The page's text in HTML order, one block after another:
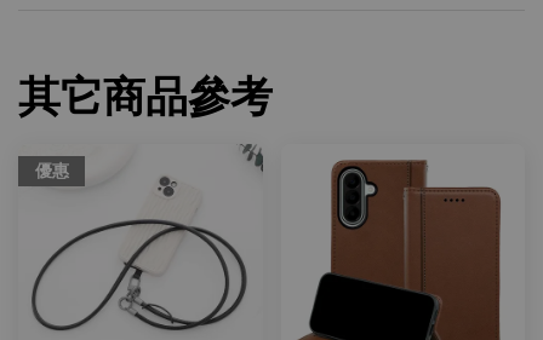
其它商品參考
優惠